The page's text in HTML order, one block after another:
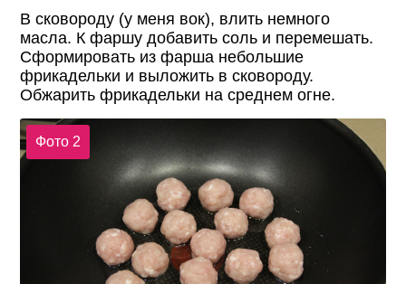
В сковороду (у меня вок), влить немного
масла. К фаршу добавить соль и перемешать.
Сформировать из фарша небольшие
фрикадельки и выложить в сковороду.
Обжарить фрикадельки на среднем огне.
Фото 2